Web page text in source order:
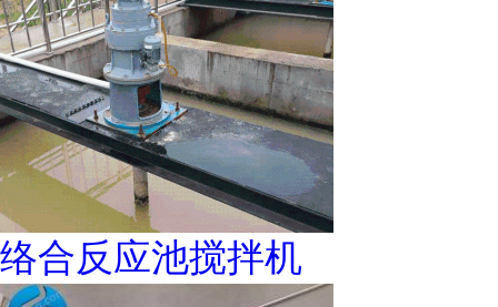
络合反应池搅拌机